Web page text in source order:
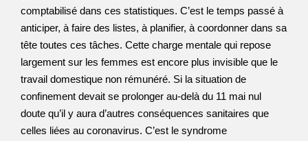
comptabilisé dans ces statistiques. C’est le temps passé à
anticiper, à faire des listes, à planifier, à coordonner dans sa
tête toutes ces tâches. Cette charge mentale qui repose
largement sur les femmes est encore plus invisible que le
travail domestique non rémunéré. Si la situation de
confinement devait se prolonger au-delà du 11 mai nul
doute qu’il y aura d’autres conséquences sanitaires que
celles liées au coronavirus. C’est le syndrome